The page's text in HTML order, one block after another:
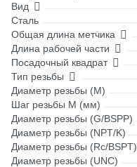
Вид
Сталь
Общая длина метчика
Длина рабочей части
Посадочный квадрат
Тип резьбы
Диаметр резьбы (М)
Шаг резьбы М (мм)
Диаметр резьбы (G/BSPP)
Диаметр резьбы (NPT/K)
Диаметр резьбы (Rc/BSPT)
Диаметр резьбы (UNC)